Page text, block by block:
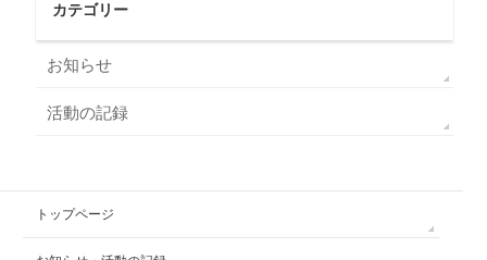
カテゴリー
お知らせ
活動の記録
トップページ